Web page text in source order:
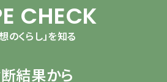
CHECK
のくらし」を知る
結果から